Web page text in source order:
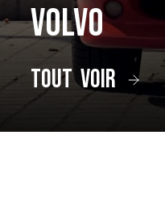
Volvo
tout voir